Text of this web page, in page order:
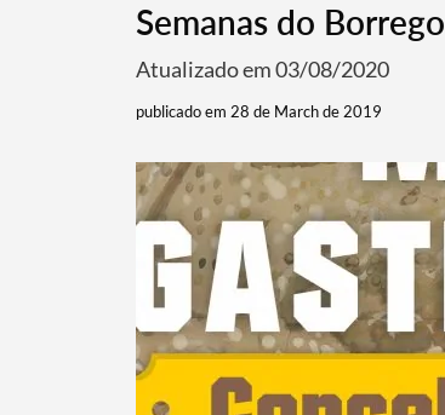
Semanas do Borrego
Atualizado em 03/08/2020
publicado em 28 de March de 2019